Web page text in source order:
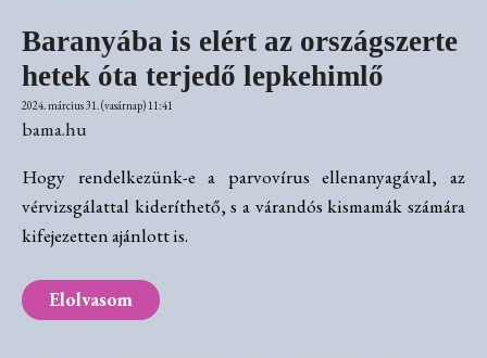
Baranyába is elért az országszerte
hetek óta terjedő lepkehimlő
2024. március 31. (vasárnap) 11:41
bama.hu
Hogy rendelkezünk-e a parvovírus ellenanyagával, az
vérvizsgálattal kideríthető, s a várandós kismamák számára
kifejezetten ajánlott is.
Elolvasom